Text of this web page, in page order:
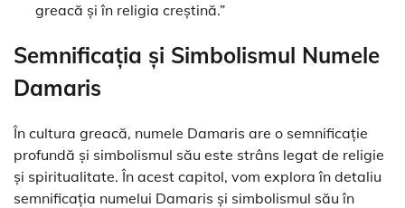
greacă și în religia creștină.”
Semnificația și Simbolismul Numele
Damaris
În cultura greacă, numele Damaris are o semnificație
profundă și simbolismul său este strâns legat de religie
și spiritualitate. În acest capitol, vom explora în detaliu
semnificația numelui Damaris și simbolismul său în